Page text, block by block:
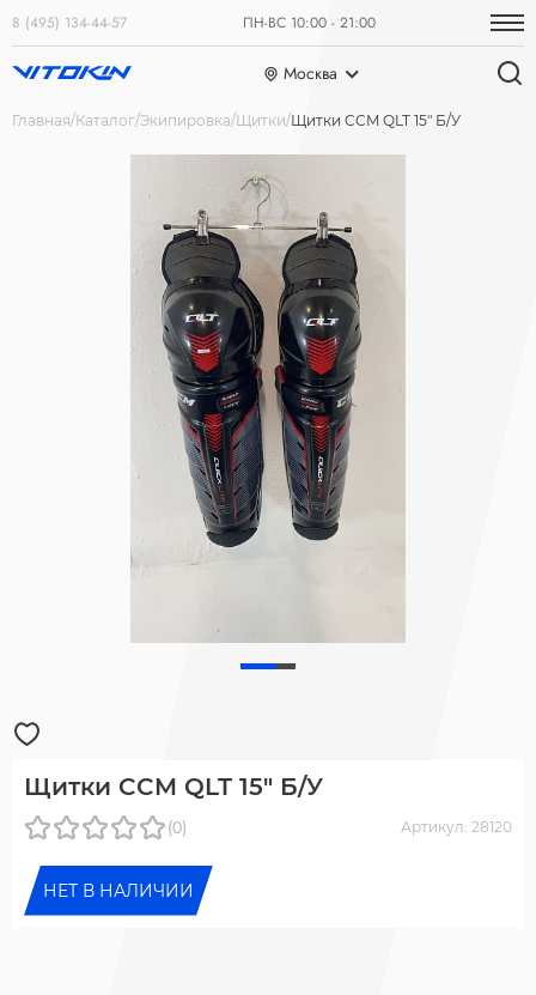
8 (495) 134-44-57 ПН-ВС 10:00 - 21:00
Москва
Главная Каталог Экипировка Щитки Щитки CCM QLT 15" Б/У
Щитки CCM QLT 15" Б/У
(0) Артикул: 28120
НЕТ В НАЛИЧИИ